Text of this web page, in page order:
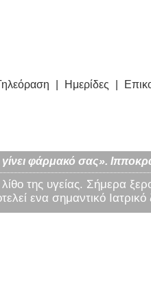
Ημερίδες
φάρμακό σας».
της υγείας. Σήμερα
ενα σημαντικό Ιατρικό